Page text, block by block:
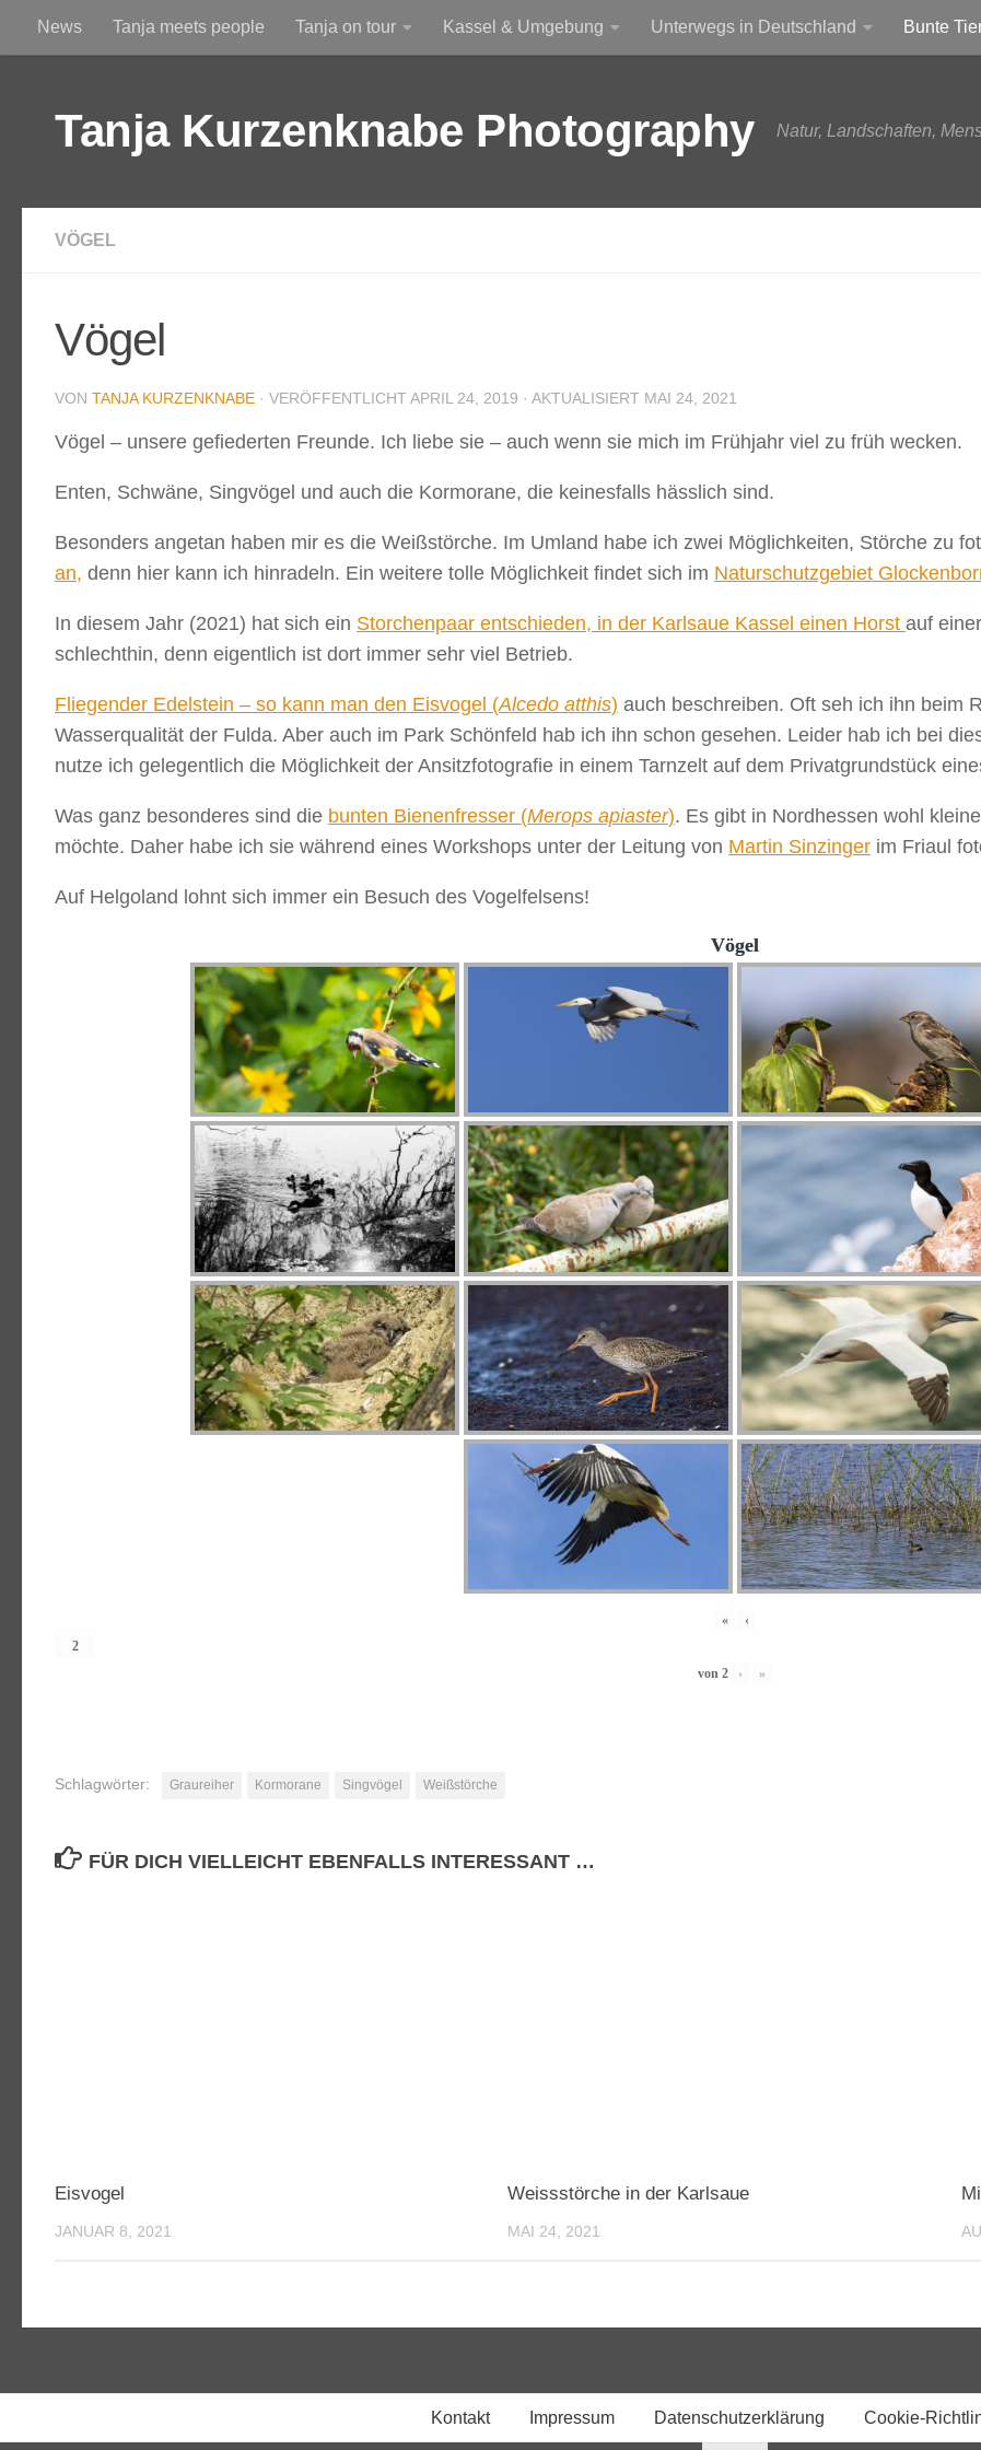
Zum Inhalt springen
News Tanja meets people Tanja on tour Kassel & Umgebung Unterwegs in Deutschland Bunte
Tanja Kurzenknabe Photography Natur, Landschaften,
VÖGEL
Vögel
VON TANJA KURZENKNABE · VERÖFFENTLICHT APRIL 24, 2019 · AKTUALISIERT MAI 24, 2021
Vögel – unsere gefiederten Freunde. Ich liebe sie – auch wenn sie mich im Frühjahr viel zu früh wecken.
Enten, Schwäne, Singvögel und auch die Kormorane, die keinesfalls hässlich sind.
Besonders angetan haben mir es die Weißstörche. Im Umland habe ich zwei Möglichkeiten, Störche zu
an, denn hier kann ich hinradeln. Ein weitere tolle Möglichkeit findet sich im Naturschutzgebiet
In diesem Jahr (2021) hat sich ein Storchenpaar entschieden, in der Karlsaue Kassel einen Horst auf
schlechthin, denn eigentlich ist dort immer sehr viel Betrieb.
Fliegender Edelstein – so kann man den Eisvogel (Alcedo atthis) auch beschreiben. Oft seh ich ihn beim
Wasserqualität der Fulda. Aber auch im Park Schönfeld hab ich ihn schon gesehen. Leider hab ich bei
nutze ich gelegentlich die Möglichkeit der Ansitzfotografie in einem Tarnzelt auf dem Privatgrundstück
Was ganz besonderes sind die bunten Bienenfresser (Merops apiaster). Es gibt in Nordhessen wohl
möchte. Daher habe ich sie während eines Workshops unter der Leitung von Martin Sinzinger im Friaul
Auf Helgoland lohnt sich immer ein Besuch des Vogelfelsens!
Vögel
« ‹
von 2 › »
Schlagwörter: Graureiher Kormorane Singvögel Weißstörche
FÜR DICH VIELLEICHT EBENFALLS INTERESSANT …
Eisvogel
JANUAR 8, 2021
Weissstörche in der Karlsaue
MAI 24, 2021
Kontakt Impressum Datenschutzerklärung Cookie-